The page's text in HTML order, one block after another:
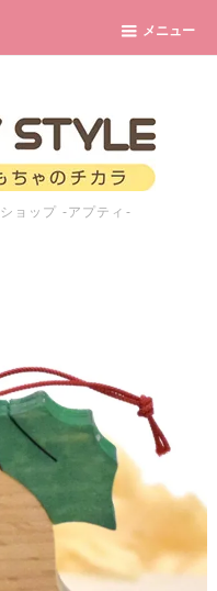
メニュー
ョップ -アプティ-